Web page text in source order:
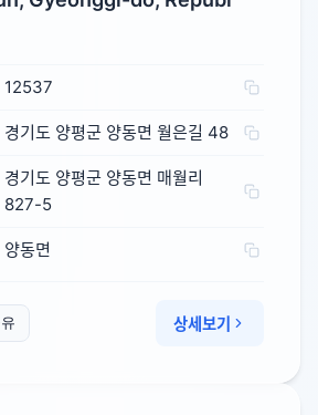
12537
경기도 양평군 양동면 월은길 48
경기도 양평군 양동면 매월리
827-5
양동면
상세보기